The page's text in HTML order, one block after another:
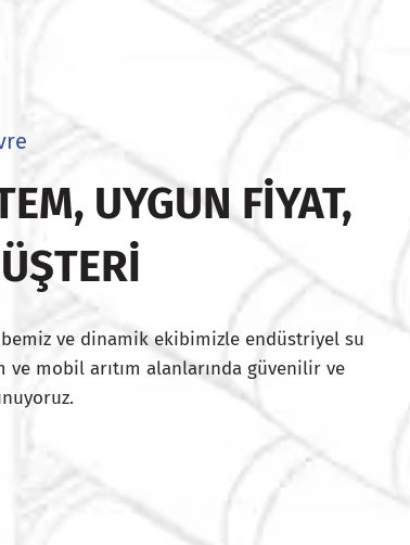
UYGUN FIYAT,
ve dinamik ekibimizle endüstriyel su
ve mobil arıtım alanlarında güvenilir ve